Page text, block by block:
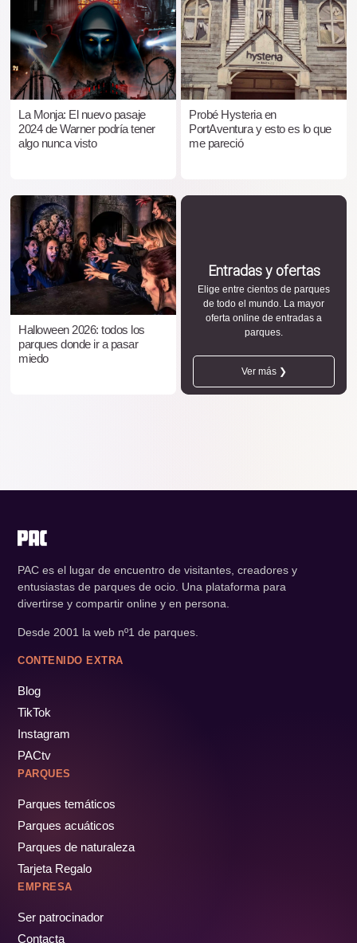
La Monja: El nuevo pasaje
2024 de Warner podría tener
algo nunca visto
Probé Hysteria en
PortAventura y esto es lo que
me pareció
Halloween 2026: todos los
parques donde ir a pasar
miedo
Entradas y ofertas
Elige entre cientos de parques
de todo el mundo. La mayor
oferta online de entradas a
parques.
Ver más ❯
PAC es el lugar de encuentro de visitantes, creadores y
entusiastas de parques de ocio. Una plataforma para
divertirse y compartir online y en persona.
Desde 2001 la web nº1 de parques.
CONTENIDO EXTRA
Blog
TikTok
Instagram
PACtv
PARQUES
Parques temáticos
Parques acuáticos
Parques de naturaleza
Tarjeta Regalo
EMPRESA
Ser patrocinador
Contacta